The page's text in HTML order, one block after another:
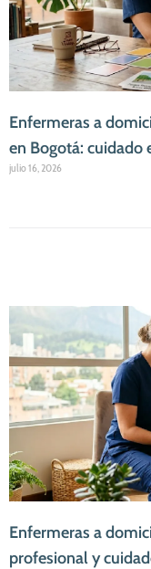
Enfermeras a
en Bogotá: cuidado
julio 16, 2026
Enfermeras a
profesional y